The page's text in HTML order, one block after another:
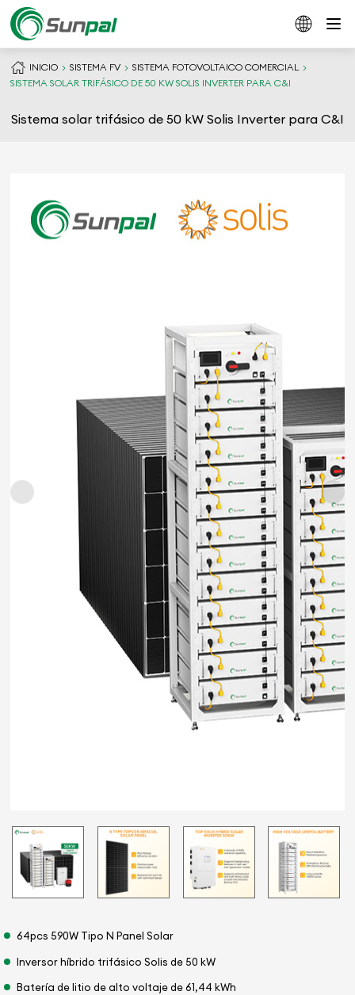
INICIO SISTEMA FV
SISTEMA FOTOVOLTAICO COMERCIAL
SISTEMA SOLAR TRIFÁSICO DE 50 KW SOLIS INVERTER PARA C&I
Sistema solar trifásico de 50 kW Solis Inverter para C&I
64pcs 590W Tipo N Panel Solar
Inversor híbrido trifásico Solis de 50 kW
Batería de litio de alto voltaje de 61,44 kWh